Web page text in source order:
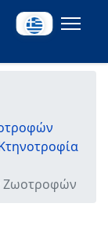
Ζωοτροφών